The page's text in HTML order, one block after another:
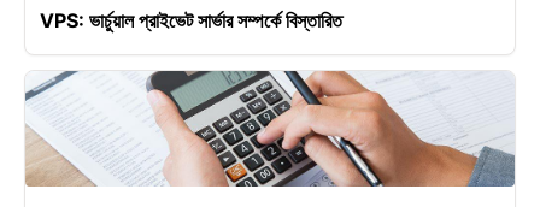
VPS: ভার্চুয়াল প্রাইভেট সার্ভার সম্পর্কে বিস্তারিত